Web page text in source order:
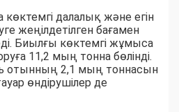
далалық және егін
жеңілдетілген бағамен
Биылғы көктемгі жұмыса
11,2 мың тонна бөлінді.
отынның 2,1 мың тоннасын
өндірушілер де